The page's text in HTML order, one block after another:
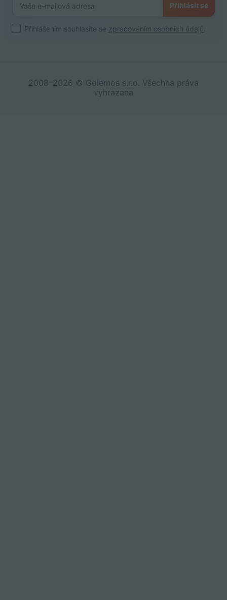
Přihlásit se
Přihlášením souhlasíte se zpracováním osobních údajů
2008–2026 © Golemos s.r.o. Všechna práva
vyhrazena